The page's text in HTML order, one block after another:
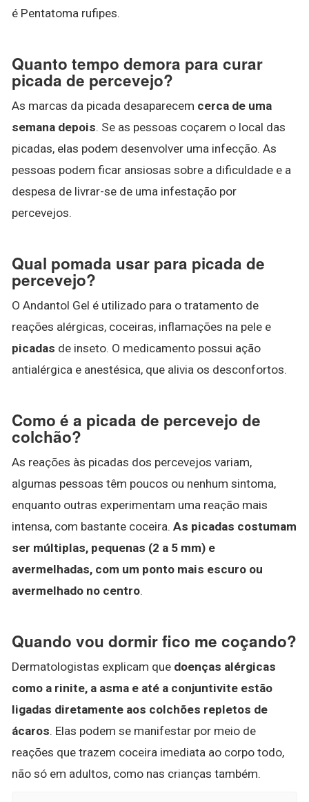
é Pentatoma rufipes.
Quanto tempo demora para curar
picada de percevejo?
As marcas da picada desaparecem cerca de uma
semana depois. Se as pessoas coçarem o local das
picadas, elas podem desenvolver uma infecção. As
pessoas podem ficar ansiosas sobre a dificuldade e a
despesa de livrar-se de uma infestação por
percevejos.
Qual pomada usar para picada de
percevejo?
O Andantol Gel é utilizado para o tratamento de
reações alérgicas, coceiras, inflamações na pele e
picadas de inseto. O medicamento possui ação
antialérgica e anestésica, que alivia os desconfortos.
Como é a picada de percevejo de
colchão?
As reações às picadas dos percevejos variam,
algumas pessoas têm poucos ou nenhum sintoma,
enquanto outras experimentam uma reação mais
intensa, com bastante coceira. As picadas costumam
ser múltiplas, pequenas (2 a 5 mm) e
avermelhadas, com um ponto mais escuro ou
avermelhado no centro.
Quando vou dormir fico me coçando?
Dermatologistas explicam que doenças alérgicas
como a rinite, a asma e até a conjuntivite estão
ligadas diretamente aos colchões repletos de
ácaros. Elas podem se manifestar por meio de
reações que trazem coceira imediata ao corpo todo,
não só em adultos, como nas crianças também.